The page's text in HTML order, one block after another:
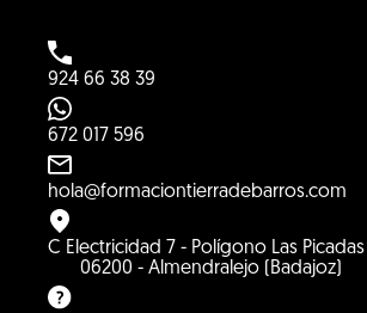
924 66 38 39
672 017 596
hola@formaciontierradebarros.com
C Electricidad 7 - Polígono Las Picadas I
06200 - Almendralejo (Badajoz)